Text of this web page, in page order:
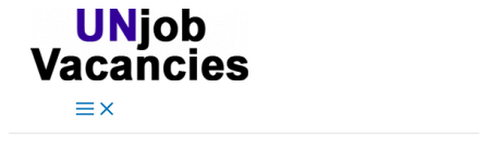
content
Main
navigation